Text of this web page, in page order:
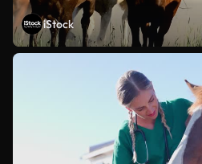
iStock